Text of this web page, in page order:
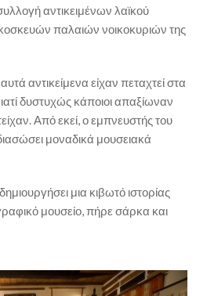
αντικειμένων λαϊκού
παλαιών νοικοκυριών της
αντικείμενα είχαν πεταχτεί στα
δυστυχώς κάποιοι απαξίωναν
Από εκεί, ο εμπνευστής του
μοναδικά μουσειακά
μια κιβωτό ιστορίας
μουσείο, πήρε σάρκα και